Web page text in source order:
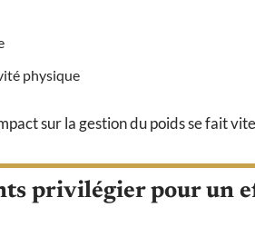
physique
sur la gestion du poids se fait
privilégier pour un